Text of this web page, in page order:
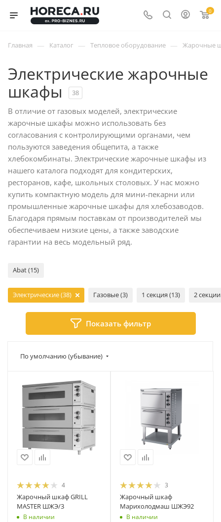
0
Главная — Каталог — Тепловое оборудование — Жарочные
Электрические жарочные
шкафы
38
В отличие от газовых моделей, электрические
жарочные шкафы можно использовать без
согласования с контролирующими органами, чем
пользуются заведения общепита, а также
хлебокомбинаты. Электрические жарочные шкафы из
нашего каталога подходят для кондитерских,
ресторанов, кафе, школьных столовых. У нас можно
купить компактную модель для мини-пекарни или
промышленные жарочные шкафы для хлебозаводов.
Благодаря прямым поставкам от производителей мы
обеспечиваем низкие цены, а также заводские
гарантии на весь модельный ряд.
Abat (15)
Электрические (38) Газовые (3) 1 секция (13) 2
Показать фильтр
По умолчанию (убывание)
4
Жарочный шкаф GRILL
MASTER ШЖЭ/3
В наличии
3
Жарочный шкаф
Марихолодмаш ШЖЭ92
В наличии